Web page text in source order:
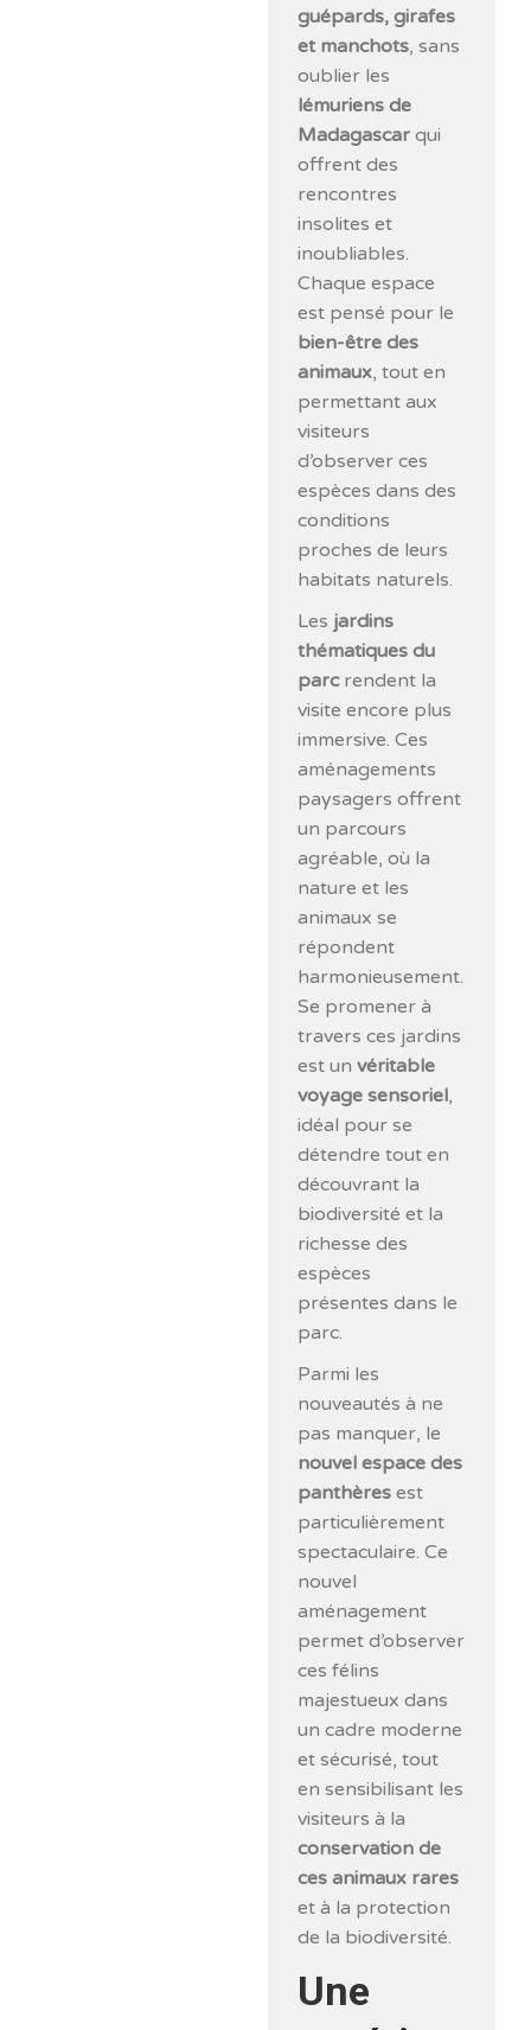
guépards, girafes
et manchots, sans
oublier les
lémuriens de
Madagascar qui
offrent des
rencontres
insolites et
inoubliables.
Chaque espace
est pensé pour le
bien-être des
animaux, tout en
permettant aux
visiteurs
d’observer ces
espèces dans des
conditions
proches de leurs
habitats naturels.
Les jardins
thématiques du
parcrendent la
visite encore plus
immersive. Ces
aménagements
paysagers offrent
un parcours
agréable, où la
nature et les
animaux se
répondent
harmonieusement.
Se promener à
travers ces jardins
est unvéritable
voyage sensoriel,
idéal pour se
détendre tout en
découvrant la
biodiversité et la
richesse des
espèces
présentes dans le
parc.
Parmi les
nouveautés à ne
pas manquer, le
nouvel espace des
panthères est
particulièrement
spectaculaire. Ce
nouvel
aménagement
permet d’observer
ces félins
majestueux dans
un cadre moderne
et sécurisé, tout
en sensibilisant les
visiteurs à la
conservation de
ces animaux rares
et à la protection
de la biodiversité.
Une